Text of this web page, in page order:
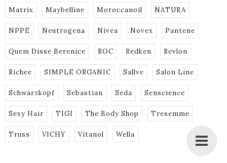
Matrix Maybelline Moroccanoil NATURA
NPPE Neutrogena Nivea Novex Pantene
Quem Disse Berenice ROC Redken Revlon
Richee SIMPLE ORGANIC Sallve Salon Line
Schwarzkopf Sebastian Seda Senscience
Sexy Hair TIGI The Body Shop Tresemme
Truss VICHY Vitanol Wella